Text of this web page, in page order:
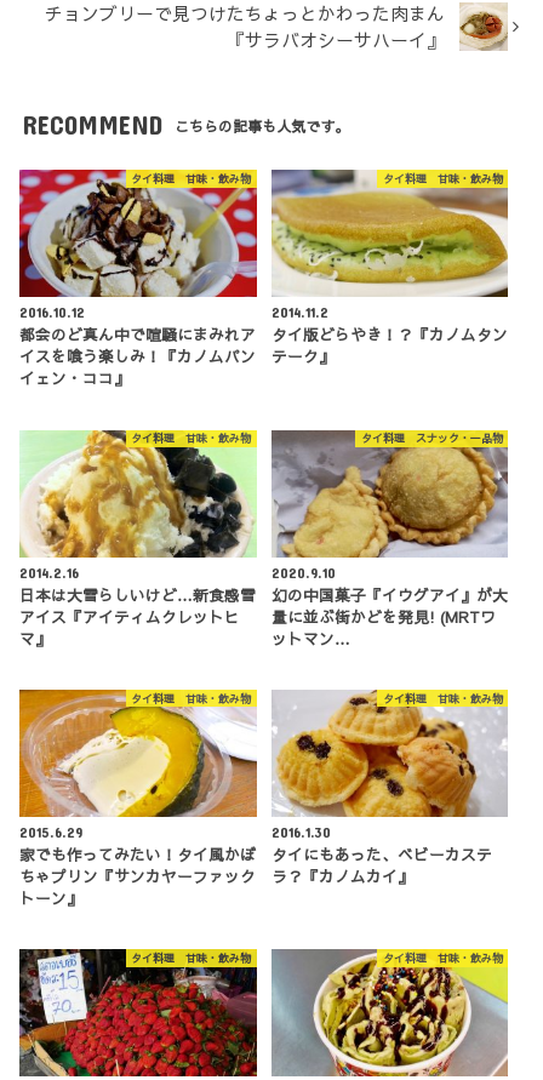
チョンブリーで見つけたちょっとかわった肉まん
『サラバオシーサハーイ』
RECOMMEND こちらの記事も人気です。
タイ料理 甘味・飲み物
2016.10.12
都会のど真ん中で喧騒にまみれア
イスを喰う楽しみ！『カノムパン
イェン・ココ』
タイ料理 甘味・飲み物
2014.11.2
タイ版どらやき！？『カノムタン
テーク』
タイ料理 甘味・飲み物
2014.2.16
日本は大雪らしいけど…新食感雪
アイス『アイティムクレットヒ
マ』
タイ料理 スナック・一品物
2020.9.10
幻の中国菓子『イウグアイ』が大
量に並ぶ街かどを発見! (MRTワ
ットマン…
タイ料理 甘味・飲み物
2015.6.29
家でも作ってみたい！タイ風かぼ
ちゃプリン『サンカヤーファック
トーン』
タイ料理 甘味・飲み物
2016.1.30
タイにもあった、ベビーカステ
ラ？『カノムカイ』
タイ料理 甘味・飲み物 タイ料理 甘味・飲み物